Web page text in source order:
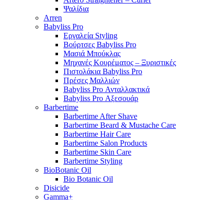
Ψαλίδια
Arren
Babyliss Pro
Εργαλεία Styling
Βούρτσες Babyliss Pro
Μασιά Μπούκλας
Μηχανές Κουρέματος – Ξυριστικές
Πιστολάκια Babyliss Pro
Πρέσες Μαλλιών
Babyliss Pro Ανταλλακτικά
Babyliss Pro Αξεσουάρ
Barbertime
Barbertime After Shave
Barbertime Beard & Mustache Care
Barbertime Hair Care
Barbertime Salon Products
Barbertime Skin Care
Barbertime Styling
BioBotanic Oil
Bio Botanic Oil
Disicide
Gamma+